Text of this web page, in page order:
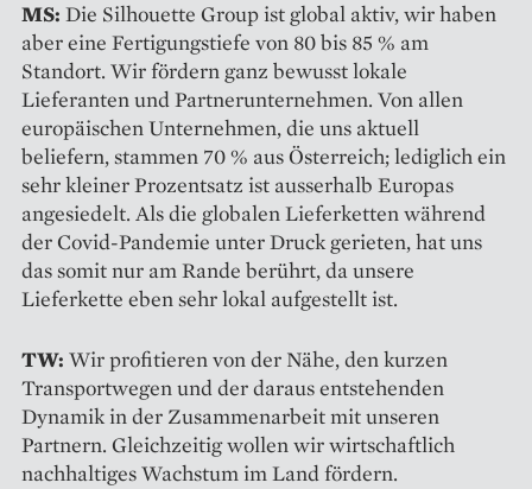
MS: Die Silhouette Group ist global aktiv, wir haben
aber eine Fertigungstiefe von 80 bis 85 % am
Standort. Wir fördern ganz bewusst lokale
Lieferanten und Partner­unternehmen. Von allen
europäischen Unternehmen, die uns aktuell
beliefern, stammen 70 % aus Österreich; lediglich ein
sehr kleiner Prozentsatz ist ausserhalb Europas
angesiedelt. Als die globalen Lieferketten während
der Covid-Pandemie unter Druck gerieten, hat uns
das somit nur am Rande berührt, da unsere
Lieferkette eben sehr lokal aufgestellt ist.
TW: Wir profitieren von der Nähe, den kurzen
Transportwegen und der daraus entstehenden
Dynamik in der Zusammenarbeit mit unseren
Partnern. Gleichzeitig wollen wir wirtschaftlich
nachhaltiges Wachstum im Land fördern.